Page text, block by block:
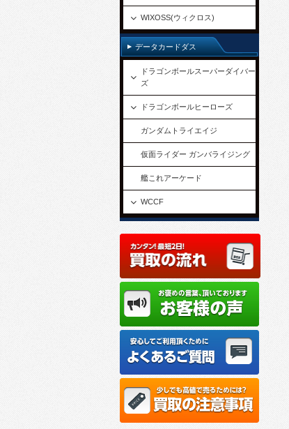
WIXOSS(ウィクロス)
データカードダス
ドラゴンボールスーパーダイバー
ズ
ドラゴンボールヒーローズ
ガンダムトライエイジ
仮面ライダー ガンバライジング
艦これアーケード
WCCF